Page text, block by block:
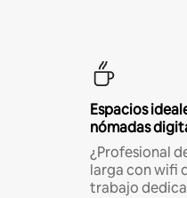
Espacios
nómadas
¿Profesional
larga con wifi
trabajo